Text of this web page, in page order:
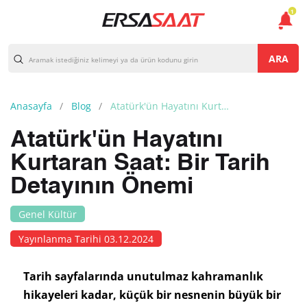
ARA
Anasayfa Blog Atatürk'ün Hayatını Kurtaran Saat: Bir Tarih Detayının Önemi
Yayınlanma Tarihi 03.12.2024
Genel Kültür
Atatürk'ün Hayatını
Kurtaran Saat: Bir Tarih
Detayının Önemi
Tarih sayfalarında unutulmaz kahramanlık
hikayeleri kadar, küçük bir nesnenin büyük bir
1